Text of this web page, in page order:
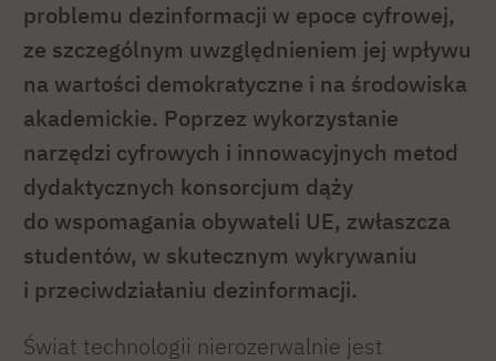
problemu dezinformacji w epoce cyfrowej,
ze szczególnym uwzględnieniem jej wpływu
na wartości demokratyczne i na środowiska
akademickie. Poprzez wykorzystanie
narzędzi cyfrowych i innowacyjnych metod
dydaktycznych konsorcjum dąży
do wspomagania obywateli UE, zwłaszcza
studentów, w skutecznym wykrywaniu
i przeciwdziałaniu dezinformacji.
Świat technologii nierozerwalnie jest